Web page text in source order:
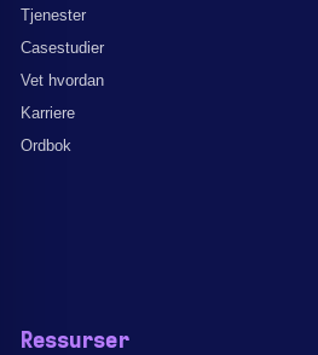
Tjenester
Casestudier
Vet hvordan
Karriere
Ordbok
Ressurser